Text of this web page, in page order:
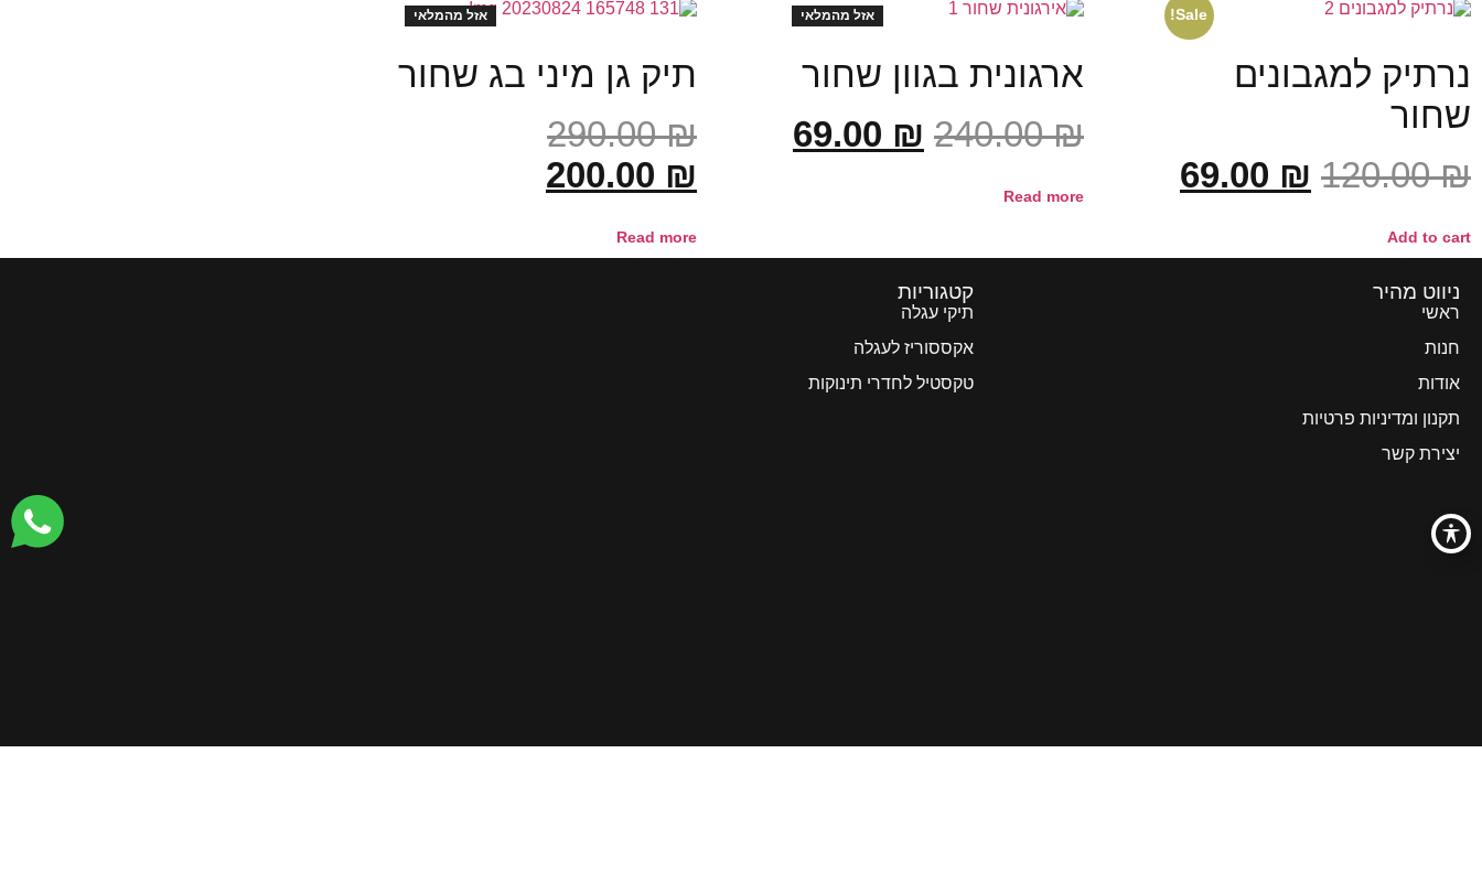
Sale!
נרתיק למגבונים
שחור
120.00₪
69.00 ₪
Add to cart
ארגונית בגוון שחור
240.00₪
69.00 ₪
Read more
תיק גן מיני בג שחור
290.00₪
200.00 ₪
Read more
ניווט מהיר
ראשי
חנות
אודות
תקנון ומדיניות פרטיות
יצירת קשר
קטגוריות
תיקי עגלה
אקססוריז לעגלה
טקסטיל לחדרי תינוקות